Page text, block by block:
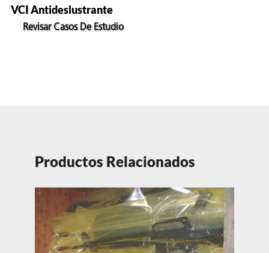
VCI Antideslustrante
Revisar Casos De Estudio
Productos Relacionados